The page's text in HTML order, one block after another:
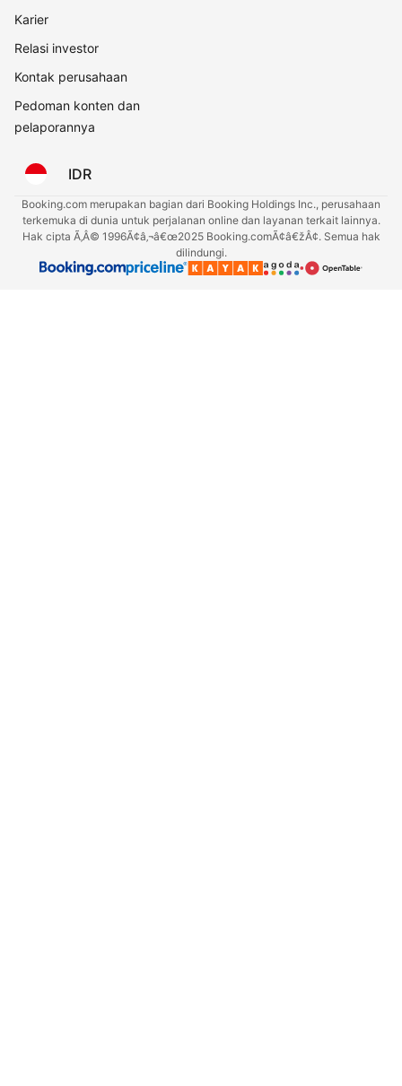
Karier
Relasi investor
Kontak perusahaan
Pedoman konten dan
pelaporannya
IDR
Booking.com merupakan bagian dari Booking Holdings Inc., perusahaan
terkemuka di dunia untuk perjalanan online dan layanan terkait lainnya.
Hak cipta Ã‚Â© 1996Ã¢â‚¬â€œ2025 Booking.comÃ¢â€žÂ¢. Semua hak
dilindungi.